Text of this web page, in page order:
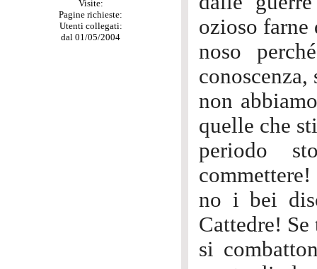
Visite:
Pagine richieste:
Utenti collegati:
dal 01/05/2004
ozioso farne
noso
non
quelle che
periodo
no i bei
Cattedre!
si